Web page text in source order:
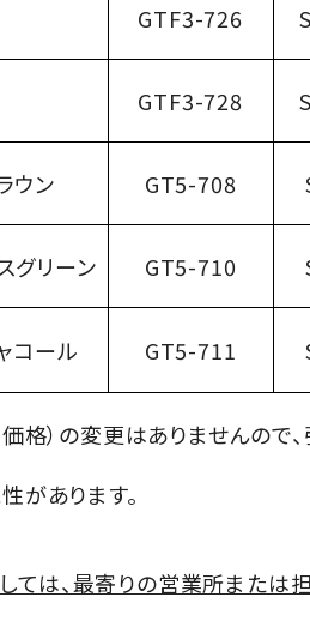
GTF3-726
GTF3-728
ウン GT5-708
グリーン GT5-710
コール GT5-711
格）の変更はありませんので
があります。
ては、最寄りの営業所または